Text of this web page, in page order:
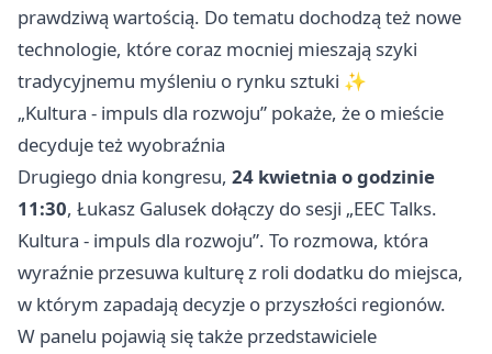
prawdziwą wartością. Do tematu dochodzą też nowe
technologie, które coraz mocniej mieszają szyki
tradycyjnemu myśleniu o rynku sztuki ✨
„Kultura - impuls dla rozwoju” pokaże, że o mieście
decyduje też wyobraźnia
Drugiego dnia kongresu, 24 kwietnia o godzinie
11:30, Łukasz Galusek dołączy do sesji „EEC Talks.
Kultura - impuls dla rozwoju”. To rozmowa, która
wyraźnie przesuwa kulturę z roli dodatku do miejsca,
w którym zapadają decyzje o przyszłości regionów.
W panelu pojawią się także przedstawiciele